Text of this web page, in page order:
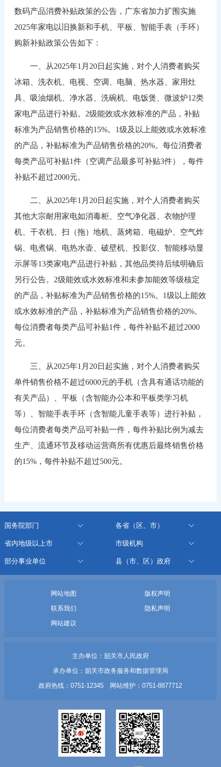
数码产品消费补贴政策的公告，广东省加力扩围实施
2025年家电以旧换新和手机、平板、智能手表（手环）
购新补贴政策公告如下：
一、从2025年1月20日起实施，对个人消费者购买
冰箱、洗衣机、电视、空调、电脑、热水器、家用灶
具、吸油烟机、净水器、洗碗机、电饭煲、微波炉12类
家电产品进行补贴。2级能效或水效标准的产品，补贴
标准为产品销售价格的15%。1级及以上能效或水效标准
的产品，补贴标准为产品销售价格的20%。每位消费者
每类产品可补贴1件（空调产品最多可补贴3件），每件
补贴不超过2000元。
二、从2025年1月20日起实施，对个人消费者购买
其他大宗耐用家电如消毒柜、空气净化器、衣物护理
机、干衣机、扫（拖）地机、蒸烤箱、电磁炉、空气炸
锅、电煮锅、电热水壶、破壁机、投影仪、智能移动显
示屏等13类家电产品进行补贴，其他品类待后续明确后
另行公告。2级能效或水效标准和未参加能效等级核定
的产品，补贴标准为产品销售价格的15%。1级以上能效
或水效标准的产品，补贴标准为产品销售价格的20%。
每位消费者每类产品可补贴1件，每件补贴不超过2000
元。
三、从2025年1月20日起实施，对个人消费者购买
单件销售价格不超过6000元的手机（含具有通话功能的
有关产品）、平板（含智能办公本和平板类学习机
等）、智能手表手环（含智能儿童手表等）进行补贴，
每位消费者每类产品可补贴一件，每件补贴比例为减去
生产、流通环节及移动运营商所有优惠后最终销售价格
的15%，每件补贴不超过500元。
国务院部门 各省（区、市）
省内地级以上市 市级机构
部分事业单位 县（市、区）政府
网站地图
版权声明
联系我们
隐私声明
网站建议
主办单位：韶关市人民政府
承办单位：韶关市政务服务和数据管理局
政府热线：0751-12345 网站维护：0751-8877712